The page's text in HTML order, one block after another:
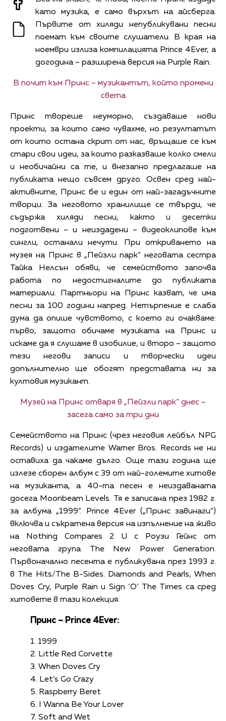
като музика, е само върхът на айсберга.
Първите от хиляди непубликувани песни
поемат към своите слушатели. В края на
ноември излиза компилацията Prince 4Ever, а
догодина – разширена версия на Purple Rain.
В почит към Принс – музикантът, който промени
света
Принс твореше неуморно, създаваше нови
проекти, за които само чувахме, но резултатът
от които остана скрит от нас, връщаше се към
стари свои идеи, за които разказваше колко смели
и необичайни са те, и внезапно предлагаше на
публиката нещо съвсем друго. Освен сред най-
активните, Принс бе и един от най-загадъчните
творци. За неговото хранилище се твърди, че
съдържа хиляди песни, както и десетки
подготвени – и неиздадени – видеоклипове към
сингли, останали нечути. При откриването на
музея на Принс в „Пейзли парк“ неговата сестра
Тайка Нелсън обяви, че семейството започва
работа по недостигналите до публиката
материали. Партньори на Принс казват, че има
песни за 100 години напред. Нетърпение е слаба
дума да опише чувството, с което ги очакваме:
първо, защото обичаме музиката на Принс и
искаме да я слушаме в изобилие, и второ – защото
тези негови записи и творчески идеи
допълнително ще обогят представата ни за
култовия музикант.
Музей на Принс отваря в „Пейзли парк“ днес –
засега само за три дни
Семейството на Принс (чрез неговия лейбъл NPG
Records) и издателите Warner Bros. Records не ни
оставиха да чакаме дълго. Още тази година ще
излезе сборен албум с 39 от най-големите хитове
на музиканта, а 40-та песен е неиздаваната
досега Moonbeam Levels. Тя е записана през 1982 г.
за албума „1999“. Prince 4Ever („Принс завинаги“)
включва и съкратена версия на изпълнение на живо
на Nothing Compares 2 U с Роузи Гейнс от
неговата група The New Power Generation.
Първоначално песента е публикувана през 1993 г.
в The Hits/The B-Sides. Diamonds and Pearls, When
Doves Cry, Purple Rain и Sign ‘O’ The Times са сред
хитовете в тази колекция.
Принс – Prince 4Ever:
1. 1999
2. Little Red Corvette
3. When Doves Cry
4. Let’s Go Crazy
5. Raspberry Beret
6. I Wanna Be Your Lover
7. Soft and Wet